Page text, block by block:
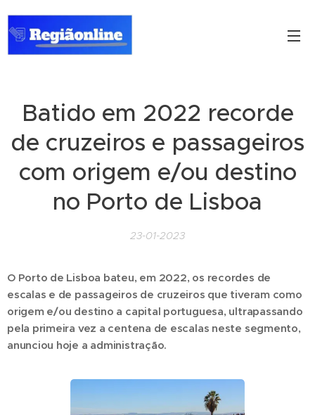
Batido em 2022 recorde
de cruzeiros e passageiros
com origem e/ou destino
no Porto de Lisboa
23-01-2023
O Porto de Lisboa bateu, em 2022, os recordes de
escalas e de passageiros de cruzeiros que tiveram como
origem e/ou destino a capital portuguesa, ultrapassando
pela primeira vez a centena de escalas neste segmento,
anunciou hoje a administração.